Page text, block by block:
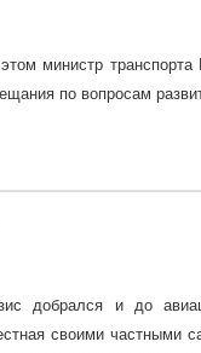
министр
по вопросам
добрался и до
своими частными